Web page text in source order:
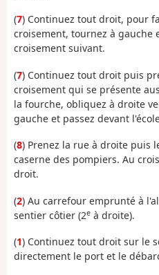
(7) Continuez tout droit, pour
croisement, tournez à gauche
croisement suivant.
(7) Continuez tout droit puis
croisement qui se présente
la fourche, obliquez à droite
gauche et passez devant
(8) Prenez la rue à droite puis
caserne des pompiers. Au
droit.
(2) Au carrefour emprunté à
sentier côtier (2e à droite).
(1) Continuez tout droit sur le
directement le port et le